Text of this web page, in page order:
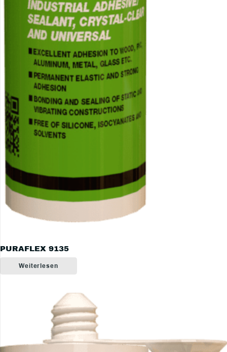
PURAFLEX 9135
Weiterlesen